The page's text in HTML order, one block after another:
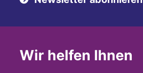
Wir helfen Ihnen